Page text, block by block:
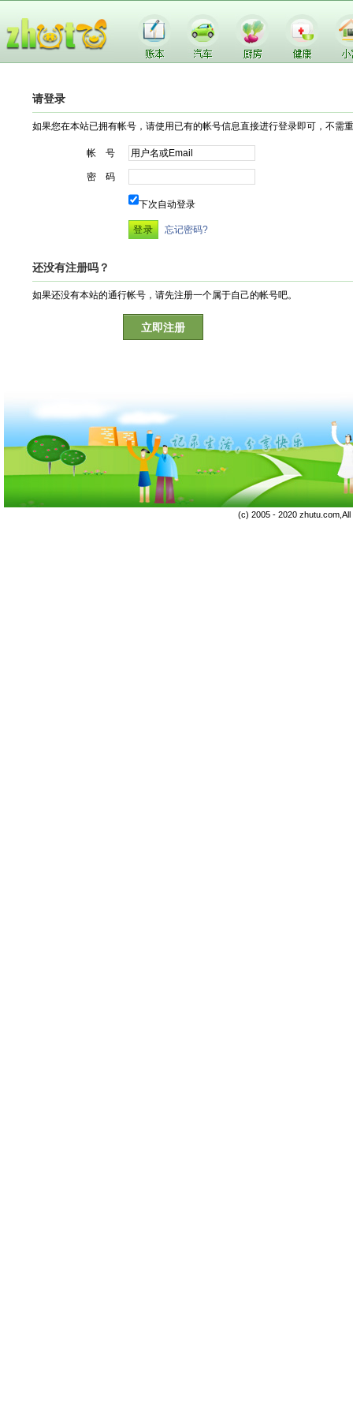
请登录
如果您在本站已拥有帐号，请使用已有的帐号信息直接进行登录即可，不需
帐 号
密 码
下次自动登录
忘记密码?
还没有注册吗？
如果还没有本站的通行帐号，请先注册一个属于自己的帐号吧。
立即注册
(c) 2005 - 2020